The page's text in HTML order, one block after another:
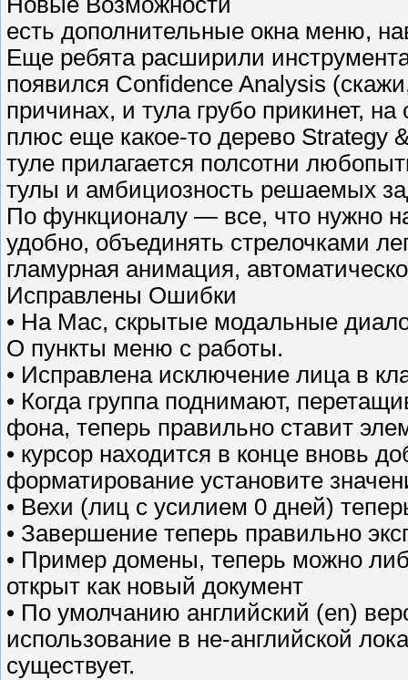
есть дополнительные окна меню,
Еще ребята расширили
появился Confidence Analysis
причинах, и тула грубо прикинет,
плюс еще какое-то дерево Strategy
туле прилагается полсотни
тулы и амбициозность решаемых
По функционалу — все, что нужно
удобно, объединять стрелочками
гламурная анимация,
Исправлены Ошибки
• На Mac, скрытые модальные
О пункты меню с работы.
• Исправлена исключение лица в
• Когда группа поднимают,
фона, теперь правильно ставит
• курсор находится в конце вновь
форматирование установите
• Вехи (лиц с усилием 0 дней)
• Завершение теперь правильно
• Пример домены, теперь можно
открыт как новый документ
• По умолчанию английский (en)
использование в не-английской
существует.